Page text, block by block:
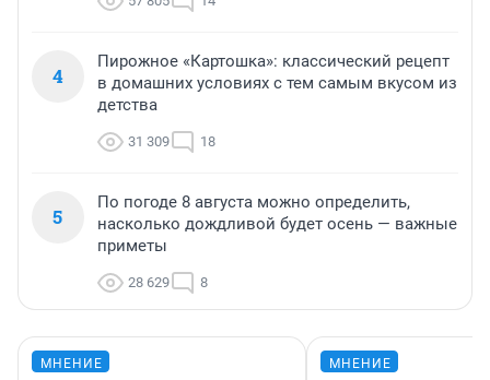
4
Пирожное «Картошка»: классический рецепт
в домашних условиях с тем самым вкусом из
детства
31 309 18
5
По погоде 8 августа можно определить,
насколько дождливой будет осень — важные
приметы
28 629 8
МНЕНИЕ МНЕНИЕ